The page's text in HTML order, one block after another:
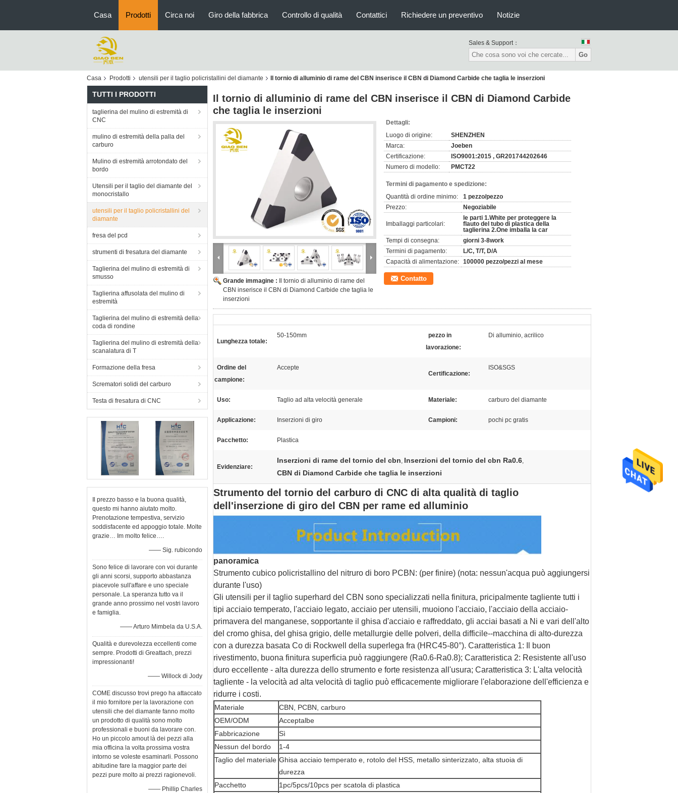
Casa Prodotti Circa noi Giro della fabbrica Controllo di qualità Contattici Richiedere un preventivo Notizie
Sales & Support：
Go
Casa Prodotti utensili per il taglio policristallini del diamante Il tornio di alluminio di rame del CBN inserisce il CBN di Diamond Carbide che taglia le inserzioni
TUTTI I PRODOTTI
taglierina del mulino di estremità di
CNC
mulino di estremità della palla del
carburo
Mulino di estremità arrotondato del
bordo
Utensili per il taglio del diamante del
monocristallo
utensili per il taglio policristallini del
diamante
fresa del pcd
strumenti di fresatura del diamante
Taglierina del mulino di estremità di
smusso
Taglierina affusolata del mulino di
estremità
Taglierina del mulino di estremità della
coda di rondine
Taglierina del mulino di estremità della
scanalatura di T
Formazione della fresa
Scrematori solidi del carburo
Testa di fresatura di CNC
Il prezzo basso e la buona qualità,
questo mi hanno aiutato molto.
Prenotazione tempestiva, servizio
soddisfacente ed appoggio totale. Molte
grazie… Im molto felice….
—— Sig. rubicondo
Sono felice di lavorare con voi durante
gli anni scorsi, supporto abbastanza
piacevole sull'affare e uno speciale
personale. La speranza tutto va il
grande anno prossimo nel vostri lavoro
e famiglia.
—— Arturo Mimbela da U.S.A.
Qualità e durevolezza eccellenti come
sempre. Prodotti di Greattach, prezzi
impressionanti!
—— Willock di Jody
COME discusso trovi prego ha attaccato
il mio fornitore per la lavorazione con
utensili che del diamante fanno molto
un prodotto di qualità sono molto
professionali e buoni da lavorare con.
Ho un piccolo amout là dei pezzi alla
mia officina la volta prossima vostra
intorno se voleste esaminarli. Possono
abitudine fare la maggior parte dei
pezzi pure molto ai prezzi ragionevoli.
—— Phillip Charles
Il tornio di alluminio di rame del CBN inserisce il CBN di Diamond Carbide
che taglia le inserzioni
Grande immagine :
Il tornio di alluminio di rame del
CBN inserisce il CBN di Diamond Carbide che taglia le
inserzioni
Dettagli:
Luogo di origine:
SHENZHEN
Marca:
Joeben
Certificazione:
ISO9001:2015 , GR201744202646
Numero di modello:
PMCT22
Termini di pagamento e spedizione:
Quantità di ordine minimo:
1 pezzo/pezzo
Prezzo:
Negoziabile
Imballaggi particolari:
le parti 1.White per proteggere la
flauto del tubo di plastica della
taglierina 2.One imballa la car
Tempi di consegna:
giorni 3-8work
Termini di pagamento:
L/C, T/T, D/A
Capacità di alimentazione: 100000 pezzo/pezzi al mese
Contatto
Lunghezza totale:
50-150mm
pezzo in
lavorazione:
Di alluminio, acrilico
Ordine del
campione:
Accepte
Certificazione:
ISO&SGS
Uso: Taglio ad alta velocità generale Materiale: carburo del diamante
Applicazione: Inserzioni di giro Campioni: pochi pc gratis
Pacchetto: Plastica
Evidenziare:
Inserzioni di rame del tornio del cbn, Inserzioni del tornio del cbn Ra0.6,
CBN di Diamond Carbide che taglia le inserzioni
Strumento del tornio del carburo di CNC di alta qualità di taglio
dell'inserzione di giro del CBN per rame ed alluminio
panoramica
Strumento cubico policristallino del nitruro di boro PCBN: (per finire) (nota: nessun'acqua può aggiungersi
durante l'uso)
Gli utensili per il taglio superhard del CBN sono specializzati nella finitura, pricipalmente tagliente tutti i
tipi acciaio temperato, l'acciaio legato, acciaio per utensili, muoiono l'acciaio, l'acciaio della acciaio-
primavera del manganese, sopportante il ghisa d'acciaio e raffreddato, gli acciai basati a Ni e vari dell'alto
del cromo ghisa, del ghisa grigio, delle metallurgie delle polveri, della difficile--macchina di alto-durezza
con a durezza basata Co di Rockwell della superlega fra (HRC45-80°). Caratteristica 1: Il buon
rivestimento, buona finitura superficia può raggiungere (Ra0.6-Ra0.8); Caratteristica 2: Resistente all'uso
duro eccellente - alta durezza dello strumento e forte resistenza all'usura; Caratteristica 3: L'alta velocità
tagliente - la velocità ad alta velocità di taglio può efficacemente migliorare l'elaborazione dell'efficienza e
ridurre i costi.
Materiale
CBN, PCBN, carburo
OEM/ODM
Acceptalbe
Fabbricazione
Sì
Nessun del bordo
1-4
Taglio del materiale Ghisa acciaio temperato e, rotolo del HSS, metallo sinterizzato, alta stuoia di
durezza
Pacchetto
1pc/5pcs/10pcs per scatola di plastica